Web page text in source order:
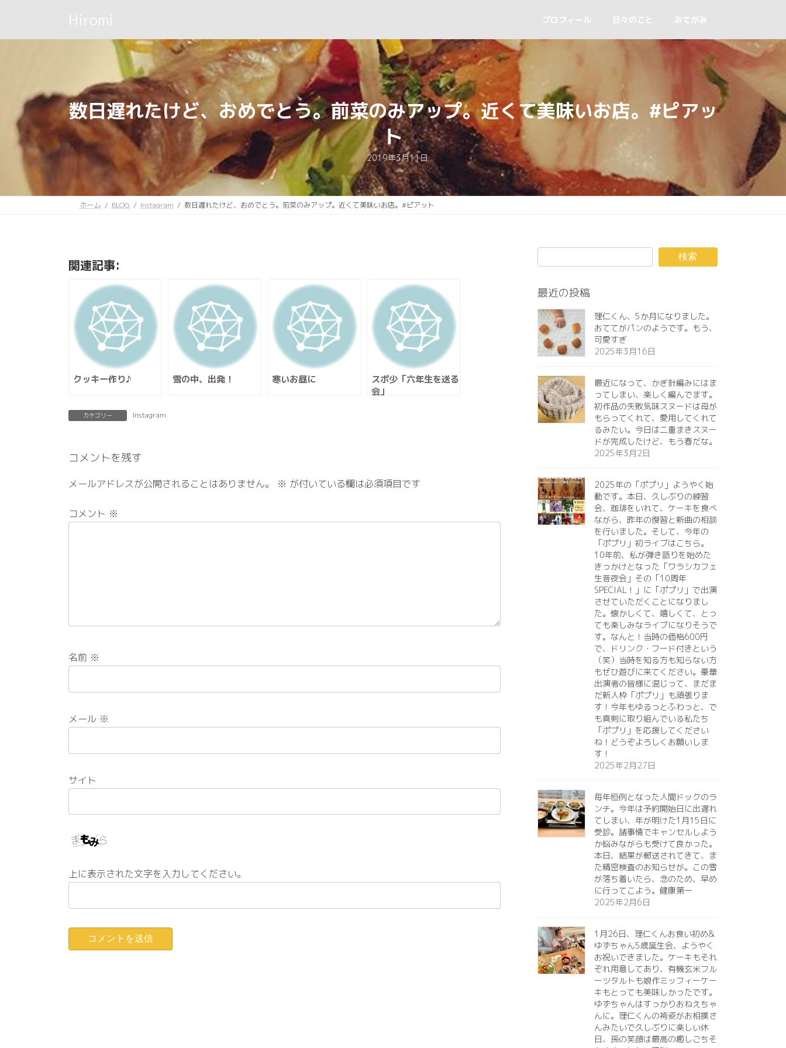
Hiromi プロフィール 日々のこと おてがみ
数日遅れたけど、おめでとう。前菜のみアップ。近くて美味いお店。#ピアッ
ト
2019年3月11日
ホーム BLOG Instagram 数日遅れたけど、おめでとう。前菜のみアップ。近くて美味いお店。#ピアット
関連記事:
クッキー作り♪ 雪の中、出発！ 寒いお昼に
スポ少「六年生を送る
会」
カテゴリー Instagram
コメントを残す
メールアドレスが公開されることはありません。 ※ が付いている欄は必須項目です
コメント ※
名前 ※
メール ※
サイト
上に表示された文字を入力してください。
検索
最近の投稿
理仁くん、5か月になりました。
おててがパンのようです。もう、
可愛すぎ️
2025年3月16日
最近になって、かぎ針編みにはま
ってしまい、楽しく編んでます。
初作品の失敗気味スヌードは母が
もらってくれて、愛用してくれて
るみたい。今日は二重まきスヌー
ドが完成したけど、もう春だな。
2025年3月2日
2025年の「ポプリ」ようやく始
動です。本日、久しぶりの練習
会、珈琲をいれて、ケーキを食べ
ながら、昨年の復習と新曲の相談
を行いました。そして、今年の
「ポプリ」初ライブはこちら。
10年前、私が弾き語りを始めた
きっかけとなった「ワラシカフェ
生音夜会」その「10周年
SPECIAL！」に「ポプリ」で出演
させていただくことになりまし
た。懐かしくて、嬉しくて、とっ
ても楽しみなライブになりそうで
す。なんと！当時の価格600円
で、ドリンク・フード付きという
（笑）当時を知る方も知らない方
もぜひ遊びに来てください。豪華
出演者の皆様に混じって、まだま
だ新人枠「ポプリ」も頑張りま
す！今年もゆるっとふわっと、で
も真剣に取り組んでいる私たち
「ポプリ」を応援してください
ね！どうぞよろしくお願いしま
す！
2025年2月27日
毎年恒例となった人間ドックのラ
ンチ。今年は予約開始日に出遅れ
てしまい、年が明けた1月15日に
受診。諸事情でキャンセルしよう
か悩みながらも受けて良かった。
本日、結果が郵送されてきて、ま
た精密検査のお知らせが。この雪
が落ち着いたら、念のため、早め
に行ってこよう。健康第一️
2025年2月6日
1月26日、理仁くんお食い初め&
ゆずちゃん5歳誕生会、ようやく
お祝いできました。ケーキもそれ
ぞれ用意してあり、有機玄米フル
ーツタルトも娘作ミッフィーケー
キもとっても美味しかったです。
ゆずちゃんはすっかりおねえちゃ
んに。理仁くんの袴姿がお相撲さ
んみたいで久しぶりに楽しい休
日、孫の笑顔は最高の癒しごちそ